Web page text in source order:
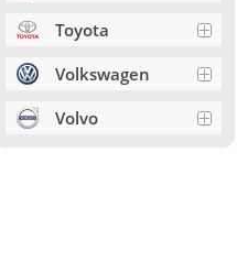
Toyota
Volkswagen
Volvo